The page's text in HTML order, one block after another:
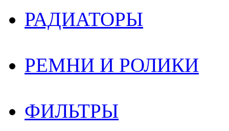
РАДИАТОРЫ
РЕМНИ И РОЛИКИ
ФИЛЬТРЫ